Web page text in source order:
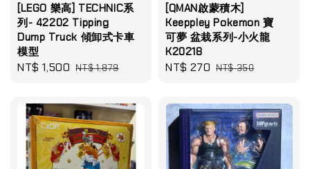
[LEGO 樂高] TECHNIC系
列- 42202 Tipping
Dump Truck 傾卸式卡車
模型
Sale
NT$ 1,500 Regular
NT$ 1,879
[QMAN啟蒙積木]
Keeppley Pokemon 寶
可夢 盆栽系列-小火龍
K20218
Sale
NT$ 270 Regular
NT$ 350